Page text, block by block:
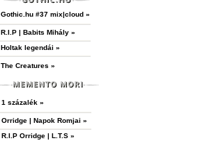
Gothic.hu #37 mix|cloud »
R.I.P | Babits Mihály »
Holtak legendái »
The Creatures »
1 százalék »
Orridge | Napok Romjai »
R.I.P Orridge | L.T.S »